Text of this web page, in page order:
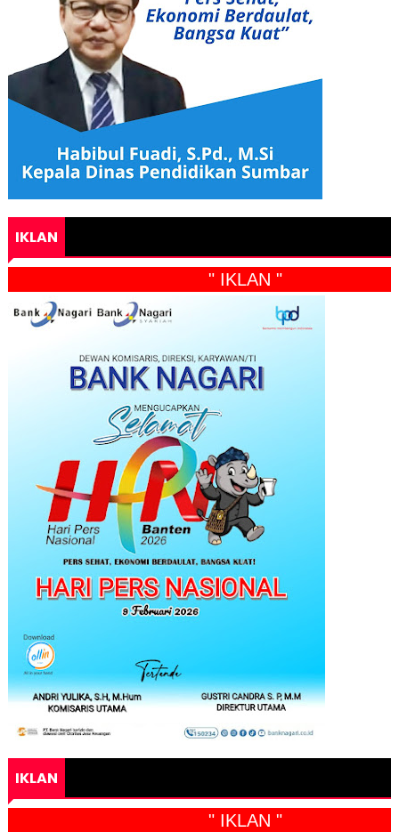
IKLAN
" IKLAN "
IKLAN
" IKLAN "